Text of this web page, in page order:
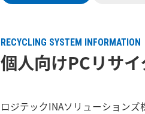
RECYCLING SYSTEM INFORMATION
個人向けPCリサ
ロジテックINAソリューション